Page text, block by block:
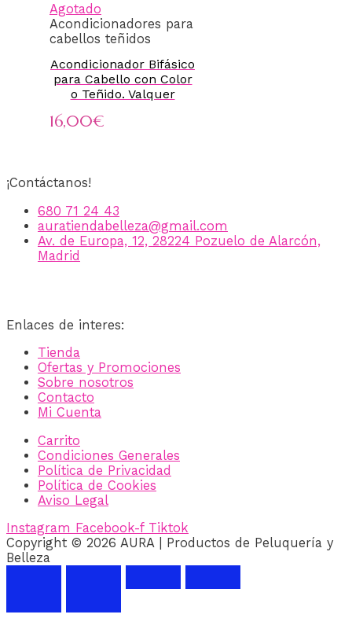
Agotado
Acondicionadores para
cabellos teñidos
Acondicionador Bifásico
para Cabello con Color
o Teñido. Valquer
16,00€
¡Contáctanos!
680 71 24 43
auratiendabelleza@gmail.com
Av. de Europa, 12, 28224 Pozuelo de Alarcón,
Madrid
Enlaces de interes:
Tienda
Ofertas y Promociones
Sobre nosotros
Contacto
Mi Cuenta
Carrito
Condiciones Generales
Política de Privacidad
Política de Cookies
Aviso Legal
Instagram Facebook-f Tiktok
Copyright © 2026 AURA | Productos de Peluquería y
Belleza